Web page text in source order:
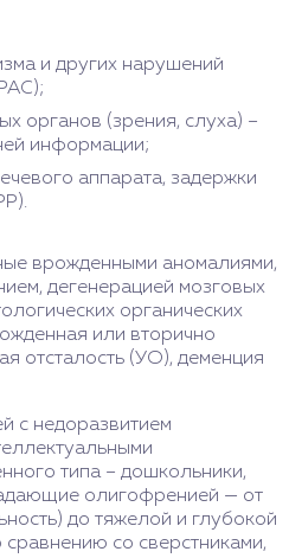
и других нарушений
органов (зрения, слуха) –
информации;
аппарата, задержки
врожденными аномалиями,
дегенерацией мозговых
органических
или вторично
отсталость (УО), деменция
с недоразвитием
типа – дошкольники,
олигофренией — от
до тяжелой и глубокой
сравнению со сверстниками,